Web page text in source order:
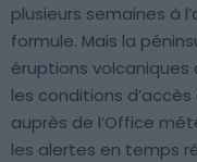
plusieurs semaines à
formule. Mais la
éruptions volcaniques
les conditions
auprès de l’Office
les alertes en temps